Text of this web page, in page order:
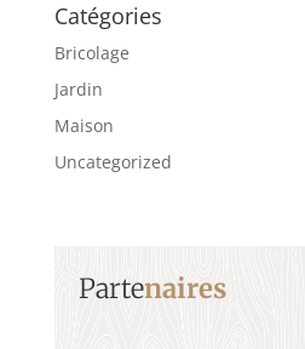
Catégories
Bricolage
Jardin
Maison
Uncategorized
Partenaires